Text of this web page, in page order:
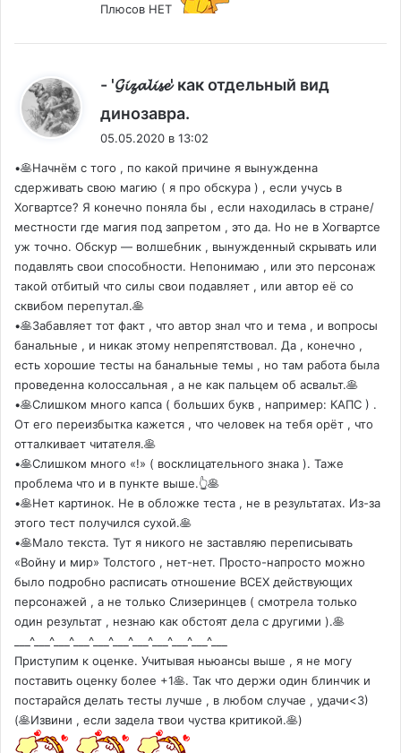
Плюсов НЕТ
- '𝓖𝓲𝔃𝓪𝓵𝓲𝓼𝓮' как отдельный вид
динозавра.
05.05.2020 в 13:02
•🥞Начнём с того , по какой причине я вынужденна
сдерживать свою магию ( я про обскура ) , если учусь в
Хогвартсе? Я конечно поняла бы , если находилась в стране/
местности где магия под запретом , это да. Но не в Хогвартсе
уж точно. Обскур — волшебник , вынужденный скрывать или
подавлять свои способности. Непонимаю , или это персонаж
такой отбитый что силы свои подавляет , или автор её со
сквибом перепутал.🥞
•🥞Забавляет тот факт , что автор знал что и тема , и вопросы
банальные , и никак этому непрепятствовал. Да , конечно ,
есть хорошие тесты на банальные темы , но там работа была
проведенна колоссальная , а не как пальцем об асвальт.🥞
•🥞Слишком много капса ( больших букв , например: КАПС ) .
От его переизбытка кажется , что человек на тебя орёт , что
отталкивает читателя.🥞
•🥞Слишком много «!» ( восклицательного знака ). Таже
проблема что и в пункте выше.👆🥞
•🥞Нет картинок. Не в обложке теста , не в результатах. Из-за
этого тест получился сухой.🥞
•🥞Мало текста. Тут я никого не заставляю переписывать
«Войну и мир» Толстого , нет-нет. Просто-напросто можно
было подробно расписать отношение ВСЕХ действующих
персонажей , а не только Слизеринцев ( смотрела только
один результат , незнаю как обстоят дела с другими ).🥞
___^___^___^___^___^___^___^___^___^___^___
Приступим к оценке. Учитывая ньюансы выше , я не могу
поставить оценку более +1🥞. Так что держи один блинчик и
постарайся делать тесты лучше , в любом случае , удачи<3)
(🥞Извини , если задела твои чуства критикой.🥞)